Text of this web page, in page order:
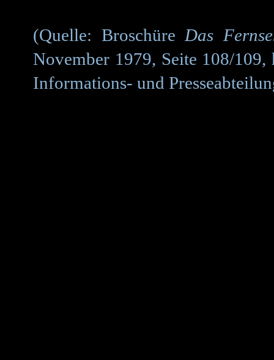
(Quelle: Broschüre Das
November 1979, Seite 108/109,
Informations- und